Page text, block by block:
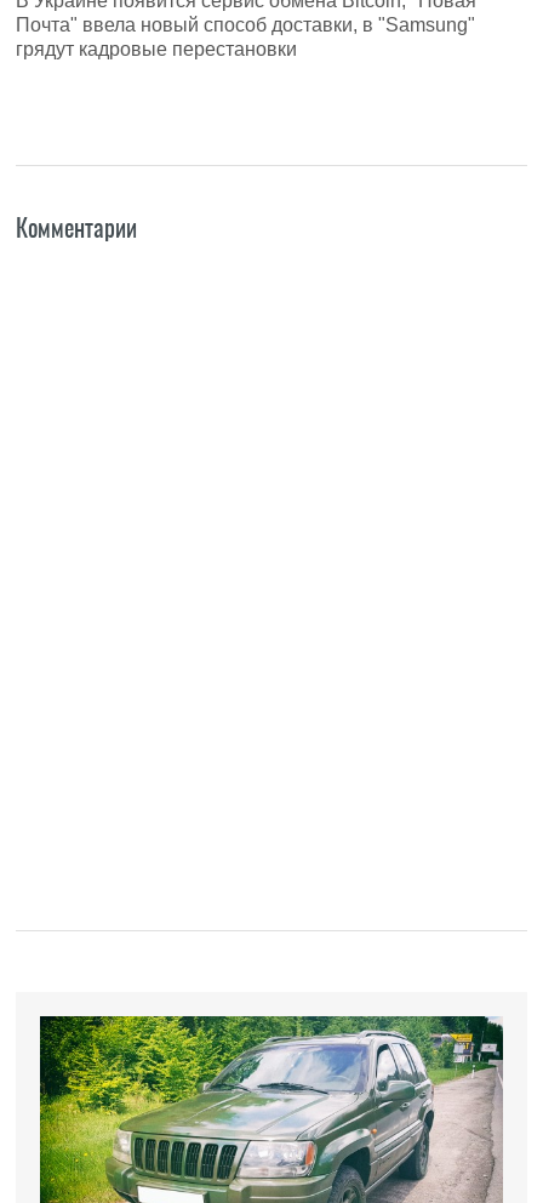
Почта" ввела новый способ доставки, в "Samsung"
грядут кадровые перестановки
Комментарии